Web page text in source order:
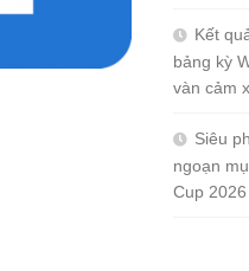
Kết
bảng kỳ
vàn cảm
Siêu
ngoạn
Cup 2026